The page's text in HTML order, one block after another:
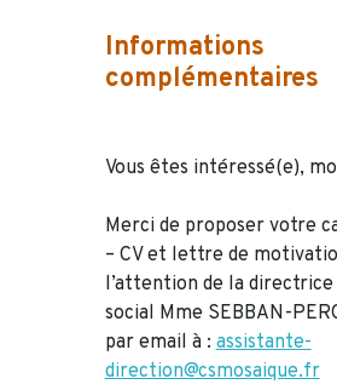
Informations
complémentaires
Vous êtes intéressé(e),
Merci de proposer votre
– CV et lettre de
l’attention de la
social Mme SEBBAN-
par email à : assistante-
direction@csmosaique.fr